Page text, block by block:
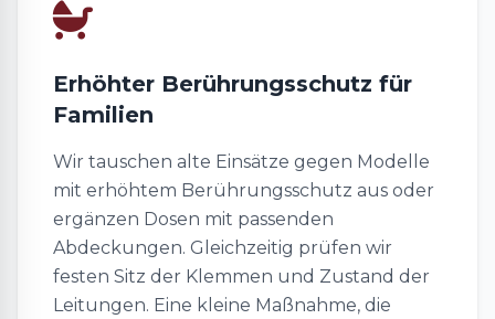
Erhöhter Berührungsschutz für
Familien
Wir tauschen alte Einsätze gegen Modelle
mit erhöhtem Berührungsschutz aus oder
ergänzen Dosen mit passenden
Abdeckungen. Gleichzeitig prüfen wir
festen Sitz der Klemmen und Zustand der
Leitungen. Eine kleine Maßnahme, die